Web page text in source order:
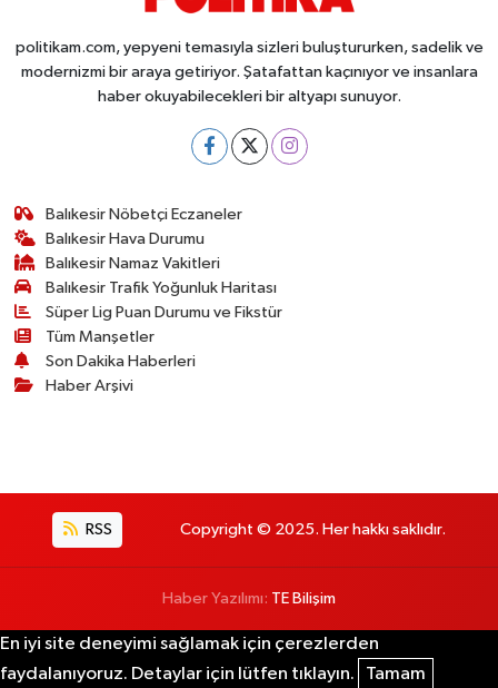
politikam.com, yepyeni temasıyla sizleri buluştururken, sadelik ve
modernizmi bir araya getiriyor. Şatafattan kaçınıyor ve insanlara
haber okuyabilecekleri bir altyapı sunuyor.
Balıkesir Nöbetçi Eczaneler
Balıkesir Hava Durumu
Balıkesir Namaz Vakitleri
Balıkesir Trafik Yoğunluk Haritası
Süper Lig Puan Durumu ve Fikstür
Tüm Manşetler
Son Dakika Haberleri
Haber Arşivi
RSS Copyright © 2025. Her hakkı saklıdır.
Haber Yazılımı: TE Bilişim
En iyi site deneyimi sağlamak için çerezlerden
faydalanıyoruz. Detaylar için lütfen tıklayın.
Tamam